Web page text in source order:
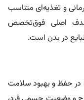
و تغذیه‌ای متناسب
هدف اصلی فوق‌تخصص
در بدن است.
در حفظ و بهبود سلامت